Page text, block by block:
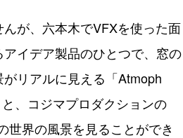
が、六本木でVFXを使った面
イデア製品のひとつで、窓の
リアルに見える「Atmoph
、コジマプロダクションの
世界の風景を見ることができ